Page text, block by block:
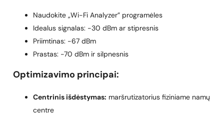
Naudokite „Wi-Fi Analyzer” programėles
Idealus signalas: -30 dBm ar stipresnis
Priimtinas: -67 dBm
Prastas: -70 dBm ir silpnesnis
Optimizavimo principai:
Centrinis išdėstymas: maršrutizatorius fiziniame namų
centre